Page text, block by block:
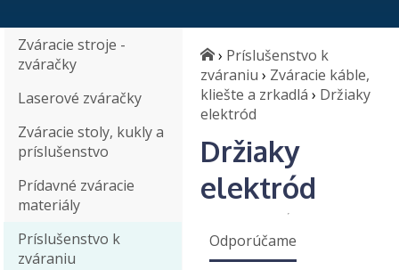
Zváracie stroje -
zváračky
Laserové zváračky
Zváracie stoly, kukly a
príslušenstvo
Prídavné zváracie
materiály
Príslušenstvo k
zváraniu
› Príslušenstvo k
zváraniu › Zváracie káble,
kliešte a zrkadlá › Držiaky
elektród
Držiaky
elektród
Odporúčame